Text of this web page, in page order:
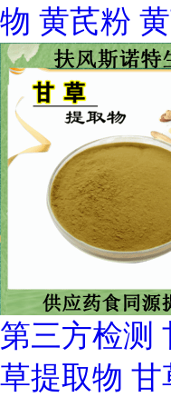
物 黄芪粉
第三方检测
草提取物 甘